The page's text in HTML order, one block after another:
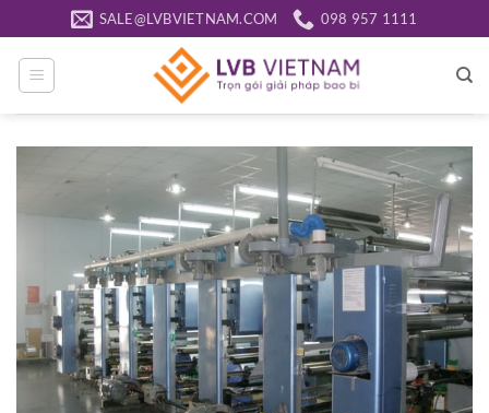
qua
nội
dung
SALE@LVBVIETNAM.COM 098 957 1111